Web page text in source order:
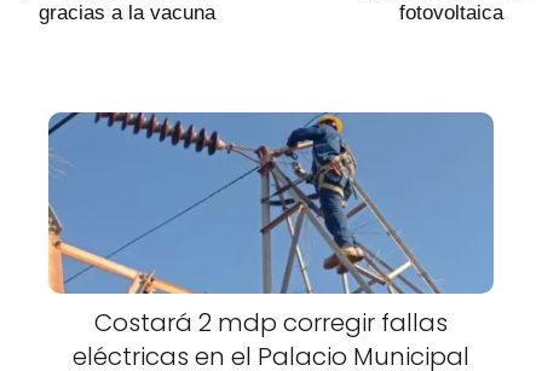
gracias a la vacuna
fotovoltaica
Costará 2 mdp corregir fallas
eléctricas en el Palacio Municipal